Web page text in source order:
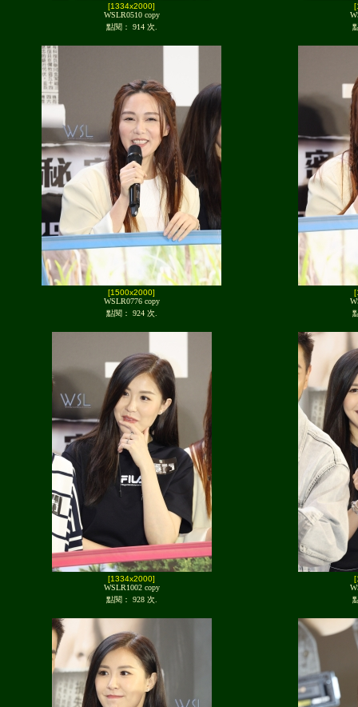
[1334x2000]
WSLR0510 copy
點閱： 914 次.
[1500x2000]
WSLR0776 copy
點閱： 924 次.
[1334x2000]
WSLR1002 copy
點閱： 928 次.